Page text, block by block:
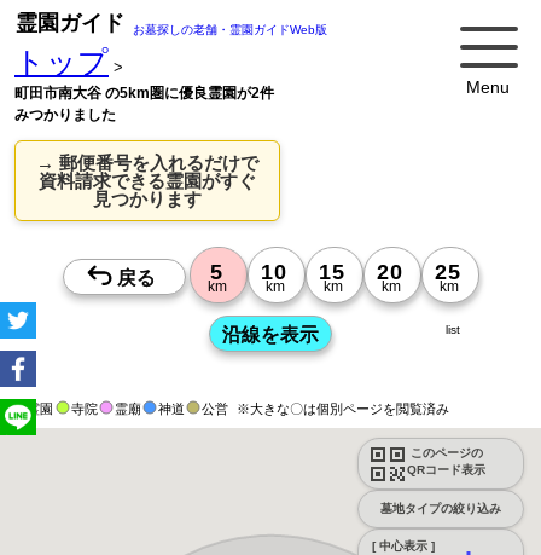
Menu
霊園ガイド お墓探しの老舗・霊園ガイドWeb版
トップ >
町田市南大谷 の5km圏に優良霊園が2件
みつかりました
→ 郵便番号を入れるだけで
資料請求できる霊園がすぐ
見つかります
霊園 寺院 霊廟 神道 公営 ※大きな〇は個別ページを閲覧済み
このページの
QRコード表示
墓地タイプの絞り込み
[ 中心表示 ]
list